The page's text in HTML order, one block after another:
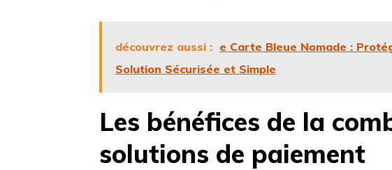
découvrez aussi : e Carte Bleue Nomade :
Solution Sécurisée et Simple
Les bénéfices de la
solutions de paiement